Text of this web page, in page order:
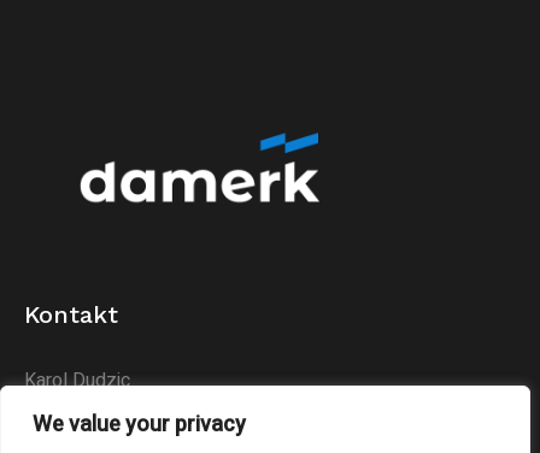
We value your privacy
Kontakt
Karol Dudzic
Huta Podłysica 24B
26-004 Bieliny